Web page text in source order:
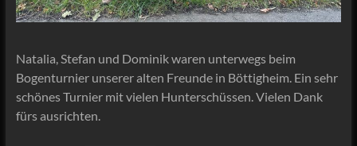
Natalia, Stefan und Dominik waren unterwegs beim
Bogenturnier unserer alten Freunde in Böttigheim. Ein sehr
schönes Turnier mit vielen Hunterschüssen. Vielen Dank
fürs ausrichten.